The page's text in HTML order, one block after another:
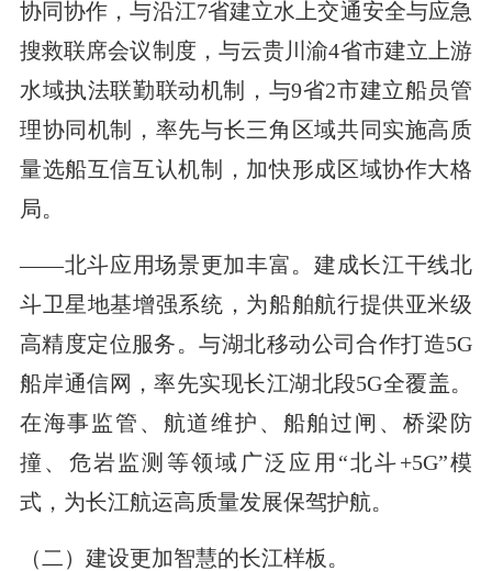
协同协作，与沿江7省建立水上交通安全与应急
搜救联席会议制度，与云贵川渝4省市建立上游
水域执法联勤联动机制，与9省2市建立船员管
理协同机制，率先与长三角区域共同实施高质
量选船互信互认机制，加快形成区域协作大格
局。
——北斗应用场景更加丰富。建成长江干线北
斗卫星地基增强系统，为船舶航行提供亚米级
高精度定位服务。与湖北移动公司合作打造5G
船岸通信网，率先实现长江湖北段5G全覆盖。
在海事监管、航道维护、船舶过闸、桥梁防
撞、危岩监测等领域广泛应用“北斗+5G”模
式，为长江航运高质量发展保驾护航。
（二）建设更加智慧的长江样板。